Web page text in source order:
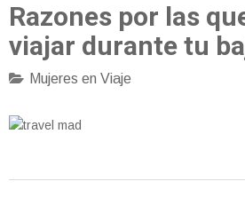
Razones por las
viajar durante tu
Mujeres en Viaje